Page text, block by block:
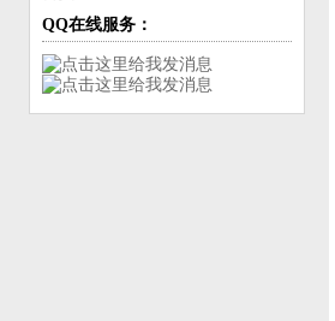
QQ在线服务：